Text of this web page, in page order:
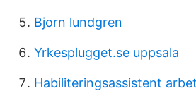
Bjorn lundgren
Yrkesplugget.se uppsala
Habiliteringsassistent